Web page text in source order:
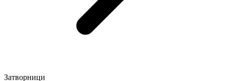
Затворници